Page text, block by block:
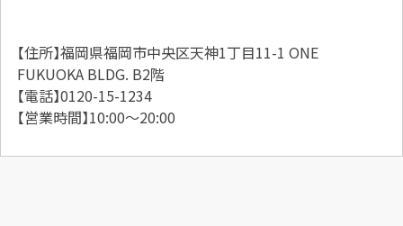
【住所】福岡県福岡市中央区天神1丁目11-1 ONE
FUKUOKA BLDG. B2階
【電話】0120-15-1234
【営業時間】10:00～20:00